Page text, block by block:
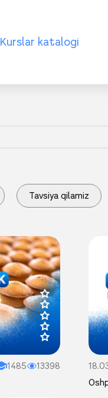
Kurslar katalogi
Tavsiya qilamiz
1485
13398